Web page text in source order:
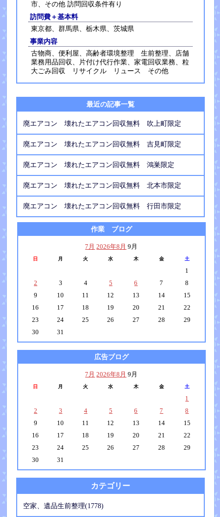
市、その他 訪問回収条件有り
訪問費＋基本料
東京都、群馬県、栃木県、茨城県
事業内容
古物商、便利屋、高齢者環境整理 生前整理、店舗
業務用品回収、片付け代行作業、家電回収業務、粒
大ごみ回収 リサイクル リュース その他
最近の記事一覧
廃エアコン 壊れたエアコン回収無料 吹上町限定
廃エアコン 壊れたエアコン回収無料 吉見町限定
廃エアコン 壊れたエアコン回収無料 鴻巣限定
廃エアコン 壊れたエアコン回収無料 北本市限定
廃エアコン 壊れたエアコン回収無料 行田市限定
作業 ブログ
7月 2026年8月 9月
日 月 火 水 木 金 土
1
2
3 4 5 6 7
8
9
10 11 12 13 14
15
16
17 18 19 20 21
22
23
24 25 26 27 28
29
30
31
広告ブログ
7月 2026年8月 9月
日 月 火 水 木 金 土
1
2
3 4 5 6 7
8
9
10 11 12 13 14
15
16
17 18 19 20 21
22
23
24 25 26 27 28
29
30
31
カテゴリー
空家、遺品生前整理(1778)